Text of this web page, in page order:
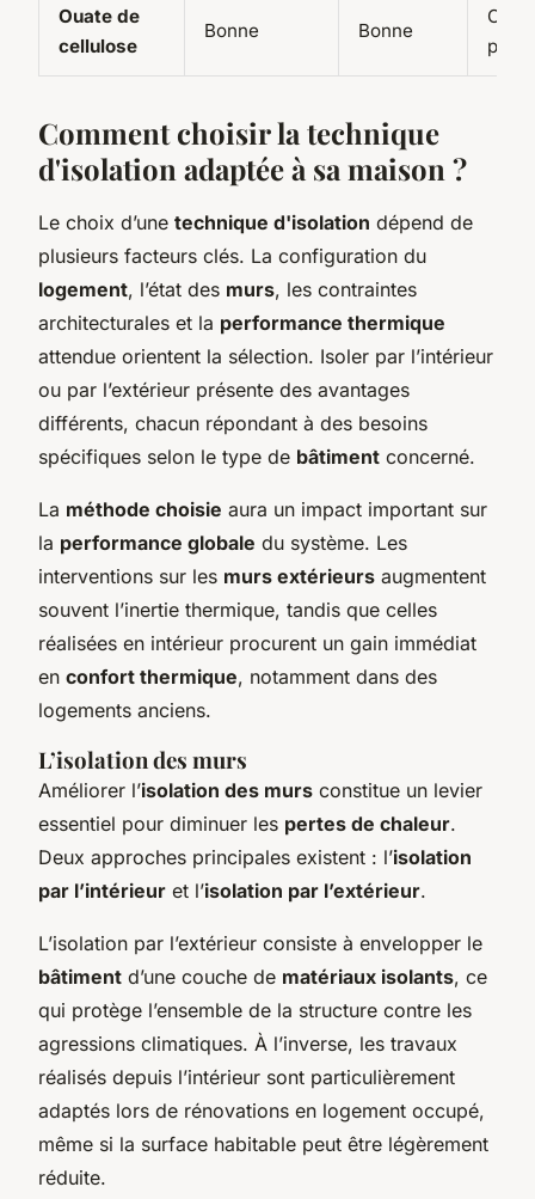
Ouate de
cellulose
Bonne Bonne
Comment choisir la technique
d'isolation adaptée à sa maison ?
Le choix d’une technique d'isolation dépend de
plusieurs facteurs clés. La configuration du
logement, l’état des murs, les contraintes
architecturales et la performance thermique
attendue orientent la sélection. Isoler par l’intérieur
ou par l’extérieur présente des avantages
différents, chacun répondant à des besoins
spécifiques selon le type de bâtiment concerné.
La méthode choisie aura un impact important sur
la performance globale du système. Les
interventions sur les murs extérieurs augmentent
souvent l’inertie thermique, tandis que celles
réalisées en intérieur procurent un gain immédiat
en confort thermique, notamment dans des
logements anciens.
L’isolation des murs
Améliorer l’isolation des murs constitue un levier
essentiel pour diminuer les pertes de chaleur.
Deux approches principales existent : l’isolation
par l’intérieur et l’isolation par l’extérieur.
L’isolation par l’extérieur consiste à envelopper le
bâtiment d’une couche de matériaux isolants, ce
qui protège l’ensemble de la structure contre les
agressions climatiques. À l’inverse, les travaux
réalisés depuis l’intérieur sont particulièrement
adaptés lors de rénovations en logement occupé,
même si la surface habitable peut être légèrement
réduite.